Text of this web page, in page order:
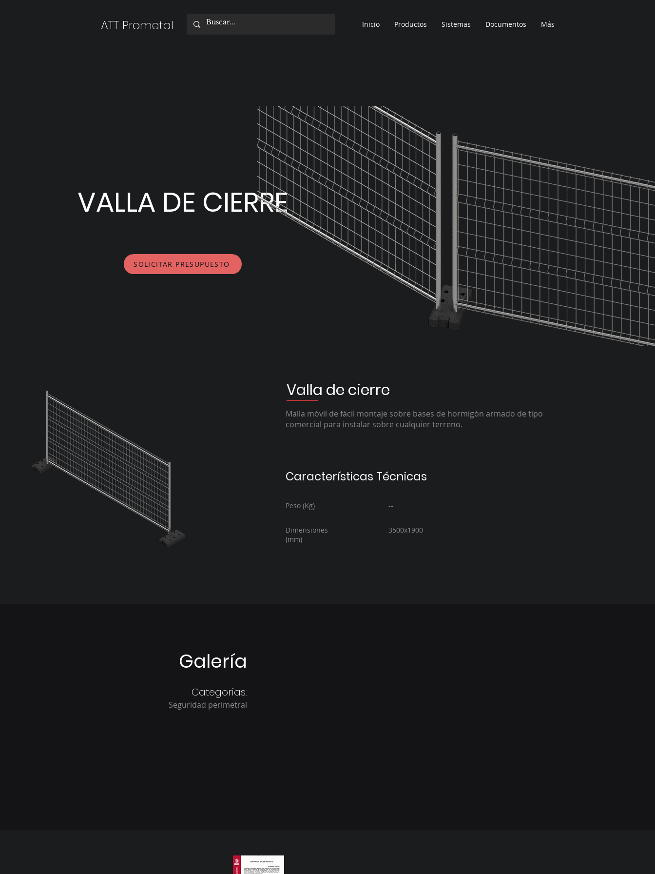
ATT Prometal Inicio Productos Sistemas Documentos Más
VALLA DE CIERRE
SOLICITAR PRESUPUESTO
Valla de cierre
Malla móvil de fácil montaje sobre bases de hormigón armado de tipo
comercial para instalar sobre cualquier terreno.
Características Técnicas
Peso (Kg)
Dimensiones
(mm)
--
3500x1900
Galería
Categorias:
Seguridad perimetral